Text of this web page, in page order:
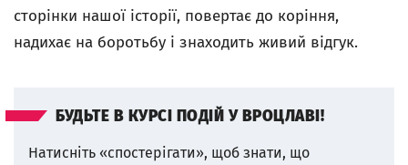
сторінки нашої історії, повертає до коріння,
надихає на боротьбу і знаходить живий відгук.
БУДЬТЕ В КУРСІ ПОДІЙ У ВРОЦЛАВІ!
Натисніть «спостерігати», щоб знати, що